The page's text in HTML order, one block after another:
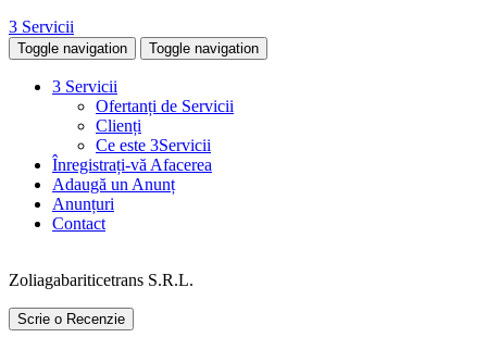
3 Servicii
Toggle navigation Toggle navigation
3 Servicii
Ofertanți de Servicii
Clienți
Ce este 3Servicii
Înregistrați-vă Afacerea
Adaugă un Anunț
Anunțuri
Contact
Zoliagabariticetrans S.R.L.
Scrie o Recenzie